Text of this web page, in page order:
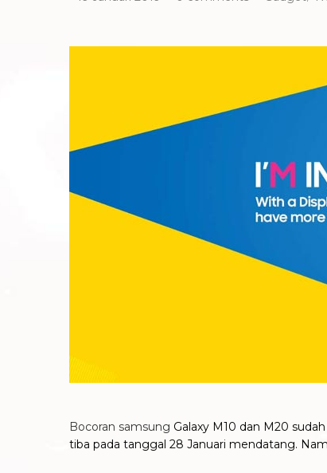
Bocoran samsung Galaxy M10 dan M20
tiba pada tanggal 28 Januari mendatang.